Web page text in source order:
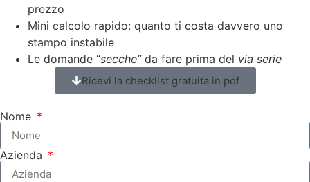
prezzo
Mini calcolo rapido: quanto ti costa davvero uno
stampo instabile
Le domande “secche” da fare prima del via serie
Ricevi la checklist gratuita in pdf
Nome
Azienda